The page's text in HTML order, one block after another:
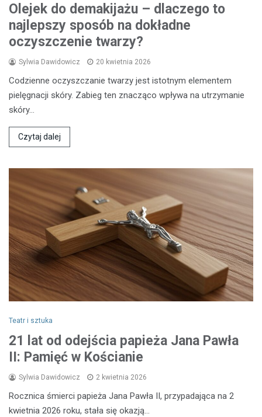
Olejek do demakijażu – dlaczego to
najlepszy sposób na dokładne
oczyszczenie twarzy?
Sylwia Dawidowicz 20 kwietnia 2026
Codzienne oczyszczanie twarzy jest istotnym elementem
pielęgnacji skóry. Zabieg ten znacząco wpływa na utrzymanie
skóry…
Czytaj dalej
Teatr i sztuka
21 lat od odejścia papieża Jana Pawła
II: Pamięć w Kościanie
Sylwia Dawidowicz 2 kwietnia 2026
Rocznica śmierci papieża Jana Pawła II, przypadająca na 2
kwietnia 2026 roku, stała się okazją…